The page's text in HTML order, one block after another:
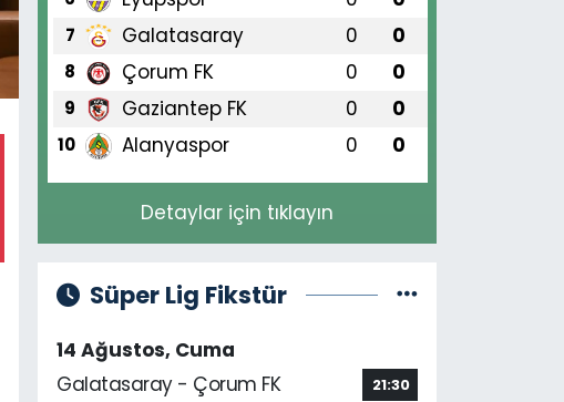
7 Galatasaray 0 0
8 Çorum FK 0 0
9 Gaziantep FK 0 0
10 Alanyaspor 0 0
Detaylar için tıklayın
Süper Lig Fikstür
14 Ağustos, Cuma
Galatasaray - Çorum FK
21:30